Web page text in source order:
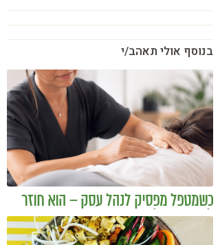
בנוסף אולי תאהב/י
כשמטפל מפסיק לנהל עסק – הוא חוזר
להיות מטפל